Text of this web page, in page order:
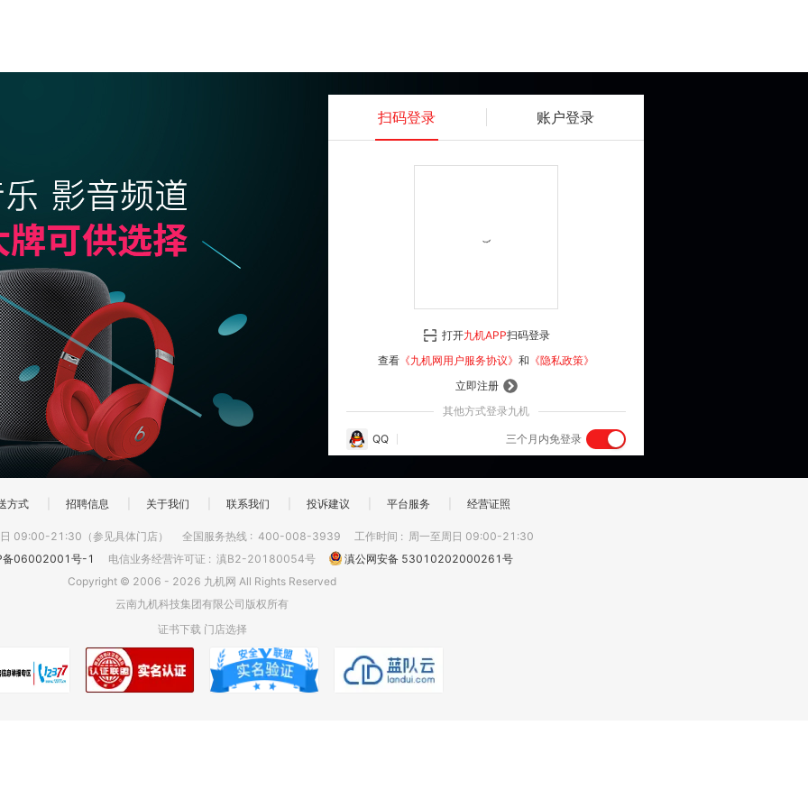
扫码登录 账户登录
登 录
立即注册
其他方式登录九机
QQ 三个月内免登录
打开九机APP扫码登录
查看 《九机网用户服务协议》 和 《隐私政策》
方式 招聘信息 关于我们 联系我们 投诉建议 平台服务 经营证照
09:00-21:30（参见具体门店） 全国服务热线 : 400-008-3939 工作时间 : 周一至周日 09:00-21:30
备06002001号-1
电信业务经营许可证 : 滇B2-20180054号
滇公网安备 53010202000261号
Copyright © 2006 - 2026 九机网 All Rights Reserved
云南九机科技集团有限公司版权所有
证书下载 门店选择